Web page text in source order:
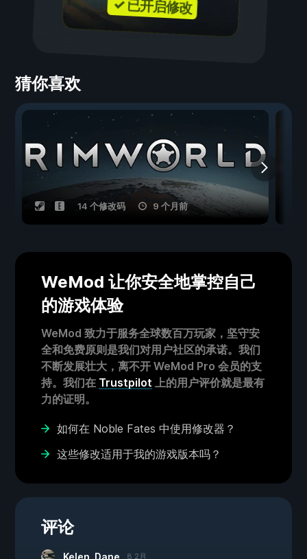
✓ 已开启修改
猜你喜欢
14 个修改码 9 个月前
WeMod 让你安全地掌控自己
的游戏体验
WeMod 致力于服务全球数百万玩家，坚守安
全和免费原则是我们对用户社区的承诺。我们
不断发展壮大，离不开 WeMod Pro 会员的支
持。我们在 Trustpilot 上的用户评价就是最有
力的证明。
如何在 Noble Fates 中使用修改器？
这些修改适用于我的游戏版本吗？
评论
8 2月